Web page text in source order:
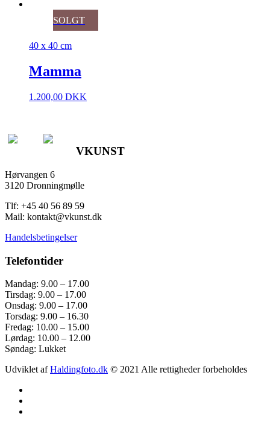
SOLGT
40 x 40 cm
Mamma
1.200,00 DKK
VKUNST
Hørvangen 6
3120 Dronningmølle
Tlf: +45 40 56 89 59
Mail: kontakt@vkunst.dk
Handelsbetingelser
Telefontider
Mandag: 9.00 – 17.00
Tirsdag: 9.00 – 17.00
Onsdag: 9.00 – 17.00
Torsdag: 9.00 – 16.30
Fredag: 10.00 – 15.00
Lørdag: 10.00 – 12.00
Søndag: Lukket
Udviklet afHaldingfoto.dk © 2021 Alle rettigheder forbeholdes